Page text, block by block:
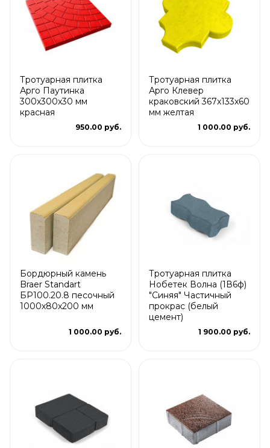
Тротуарная плитка
Арго Паутинка
300x300x30 мм
красная
950.00 руб.
Тротуарная плитка
Арго Клевер
краковский 367x133x60
мм желтая
1 000.00 руб.
Бордюрный камень
Braer Standart
БР100.20.8 песочный
1000х80х200 мм
1 000.00 руб.
Тротуарная плитка
Нобетек Волна (1В6ф)
"Синяя" Частичный
прокрас (белый
цемент)
1 900.00 руб.